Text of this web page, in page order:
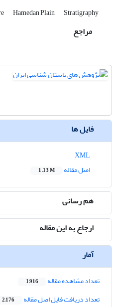
Hamedan Plain Stratigraphy
مراجع
فایل ها
اصل مقاله
1.13 M
هم رسانی
ارجاع به این مقاله
آمار
تعداد مشاهده مقاله 1,916
تعداد دریافت فایل اصل مقاله 2,176